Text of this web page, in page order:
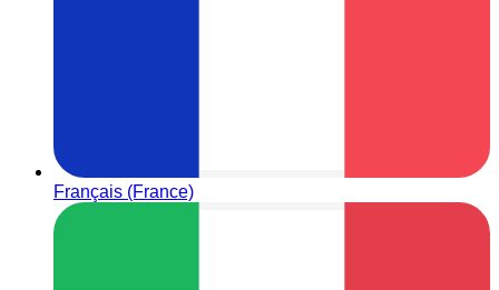
Français (France)